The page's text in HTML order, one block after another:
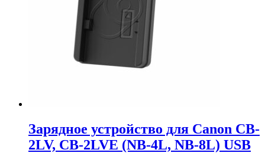
Зарядное устройство для Canon CB-
2LV, CB-2LVE (NB-4L, NB-8L) USB